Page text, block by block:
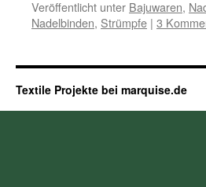
Veröffentlicht unter Bajuwaren,
Nadelbinden, Strümpfe | 3
Textile Projekte bei marquise.de